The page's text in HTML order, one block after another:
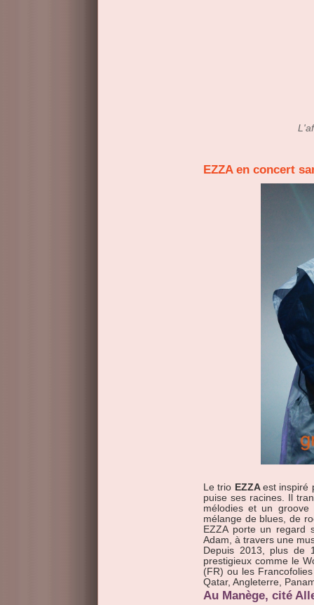
EZZA en concert
Le trio EZZAest inspiré
puise ses racines. Il
mélodies et un
mélange de blues, de
EZZA porte un regard
Adam, à travers une
Depuis 2013, plus de
prestigieux comme le
(FR) ou les
Qatar, Angleterre,
Au Manège, cité